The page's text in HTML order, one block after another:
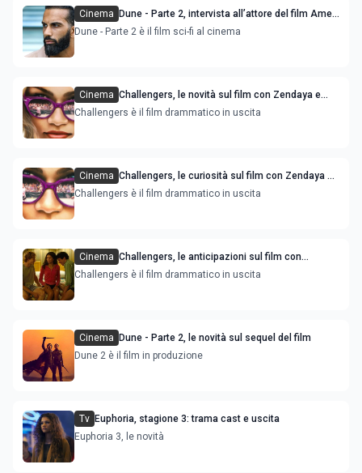
Cinema
Dune - Parte 2, intervista all’attore del film Amer
El-Erwadi
Dune - Parte 2 è il film sci-fi al cinema
Cinema Challengers, le novità sul film con Zendaya e
Josh O’Connor
Challengers è il film drammatico in uscita
Cinema Challengers, le curiosità sul film con Zendaya e
Josh O’Connor
Challengers è il film drammatico in uscita
Cinema Challengers, le anticipazioni sul film con
Zendaya e Josh O’Connor
Challengers è il film drammatico in uscita
Cinema
Dune - Parte 2, le novità sul sequel del film
Dune 2 è il film in produzione
Tv Euphoria, stagione 3: trama cast e uscita
Euphoria 3, le novità